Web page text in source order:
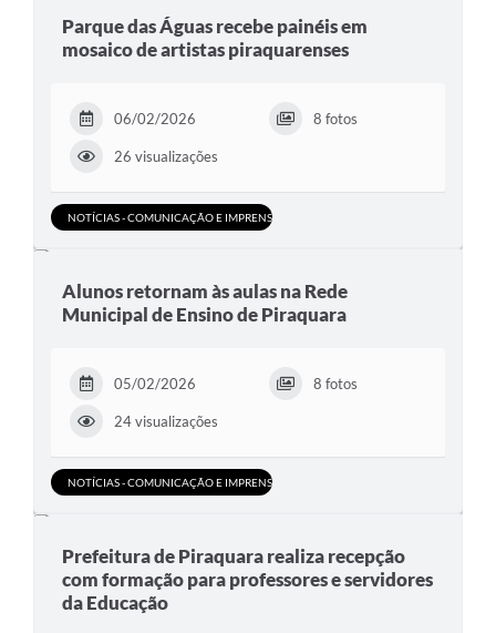
Parque das Águas recebe painéis em
mosaico de artistas piraquarenses
06/02/2026 8 fotos
26 visualizações
NOTÍCIAS - COMUNICAÇÃO E IMPRENSA
Alunos retornam às aulas na Rede
Municipal de Ensino de Piraquara
05/02/2026 8 fotos
24 visualizações
NOTÍCIAS - COMUNICAÇÃO E IMPRENSA
Prefeitura de Piraquara realiza recepção
com formação para professores e servidores
da Educação